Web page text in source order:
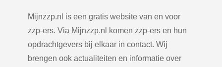
Mijnzzp.nl is een gratis website van en voor
zzp-ers. Via Mijnzzp.nl komen zzp-ers en hun
opdrachtgevers bij elkaar in contact. Wij
brengen ook actualiteiten en informatie over